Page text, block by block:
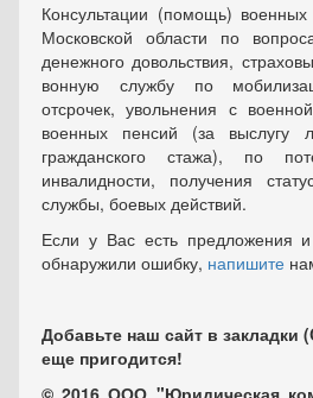
Консультации (помощь)
Московской области по
денежного довольствия,
вонную службу по
отсрочек, увольнения с
военных пенсий (за выслугу
гражданского стажа), по
инвалидности, получения
службы, боевых действий.
Если у Вас есть предложения
обнаружили ошибку, напишите
Добавьте наш сайт в закладки
еще пригодится!
© 2016 ООО "Юридическая